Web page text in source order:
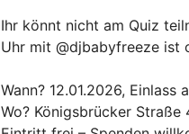
Ihr könnt nicht am Quiz
Uhr mit @djbabyfreeze ist
Wann? 12.01.2026, Einlass
Wo? Königsbrücker Straße